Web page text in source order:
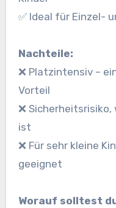
✅ Ideal für Einzel-
Nachteile:
❌ Platzintensiv –
Vorteil
❌
ist
❌ Für sehr kleine
geeignet
Worauf solltest